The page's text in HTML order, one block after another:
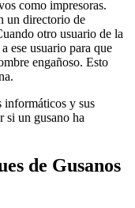
como impresoras.
un directorio de
otro usuario de la
ese usuario para que
engañoso. Esto
informáticos y sus
si un gusano ha
de Gusanos